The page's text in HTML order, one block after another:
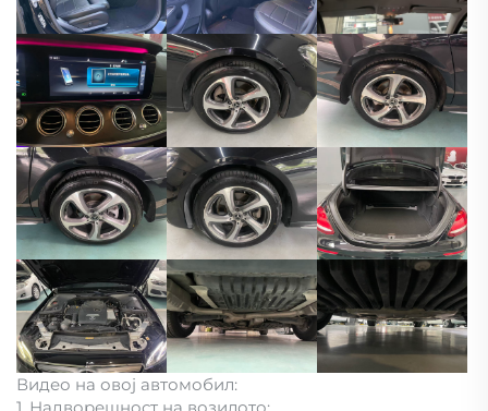
Видео на овој автомобил: